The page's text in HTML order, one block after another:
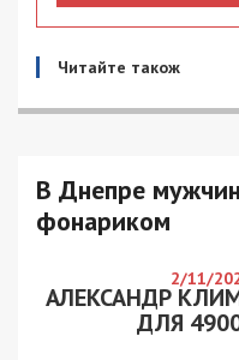
Читайте також
В Днепре
фонариком
2/11/
АЛЕКСАНДР
ДЛЯ